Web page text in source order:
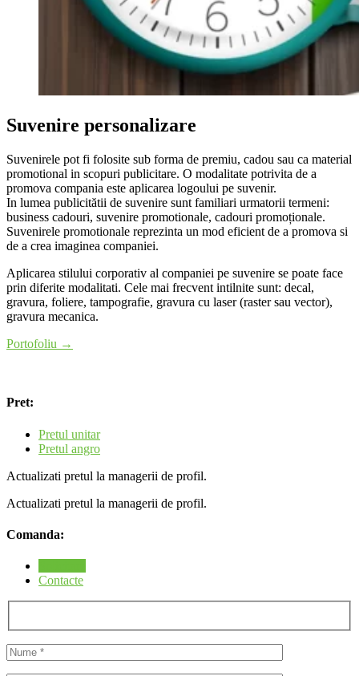
Suvenire personalizare
Suvenirele pot fi folosite sub forma de premiu, cadou sau ca material
promotional in scopuri publicitare. O modalitate potrivita de a
promova compania este aplicarea logoului pe suvenir.
In lumea publicitătii de suvenire sunt familiari urmatorii termeni:
business cadouri, suvenire promotionale, cadouri promoționale.
Suvenirele promotionale reprezinta un mod eficient de a promova si
de a crea imaginea companiei.
Aplicarea stilului corporativ al companiei pe suvenire se poate face
prin diferite modalitati. Cele mai frecvent intilnite sunt: decal,
gravura, foliere, tampografie, gravura cu laser (raster sau vector),
gravura mecanica.
Portofoliu →
Pret:
Pretul unitar
Pretul angro
Actualizati pretul la managerii de profil.
Actualizati pretul la managerii de profil.
Comanda:
Contacte